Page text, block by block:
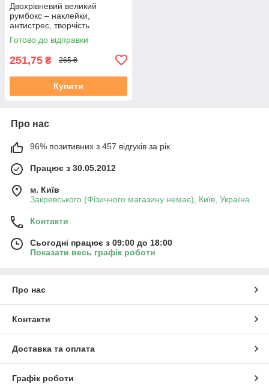
Двохрівневий великий
румбокс – наклейки,
антистрес, творчість
"Ідеальний дім"
Готово до відправки
251,75 ₴ 265 ₴
Купити
Про нас
96% позитивних з 457 відгуків за рік
Працює з 30.05.2012
м. Київ
Закревського (Фізичного магазину немає), Київ, Україна
Контакти
Сьогодні працює з 09:00 до 18:00
Показати весь графік роботи
Про нас
Контакти
Доставка та оплата
Графік роботи